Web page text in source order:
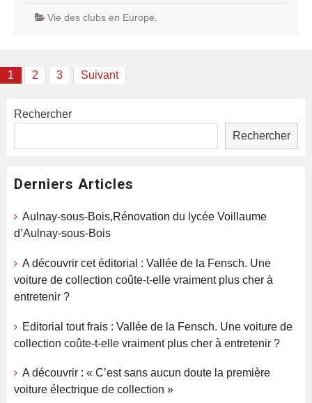
Vie des clubs en Europe.
Pagination
publications
1 2 3 Suivant
Rechercher
Rechercher
Derniers Articles
Aulnay-sous-Bois,Rénovation du lycée Voillaume
d’Aulnay-sous-Bois
A découvrir cet éditorial : Vallée de la Fensch. Une
voiture de collection coûte-t-elle vraiment plus cher à
entretenir ?
Editorial tout frais : Vallée de la Fensch. Une voiture de
collection coûte-t-elle vraiment plus cher à entretenir ?
A découvrir : « C’est sans aucun doute la première
voiture électrique de collection »